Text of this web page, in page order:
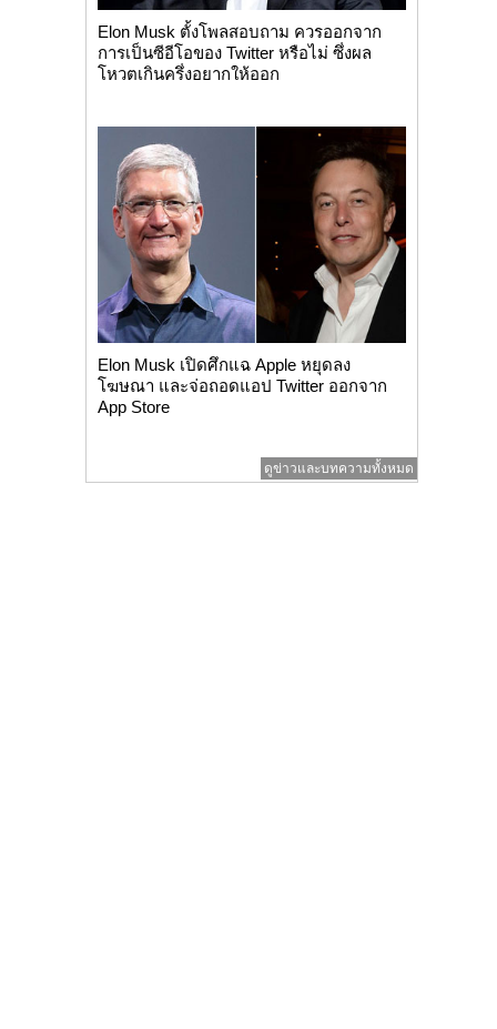
Elon Musk ตั้งโพลสอบถาม ควรออกจาก
การเป็นซีอีโอของ Twitter หรือไม่ ซึ่งผล
โหวตเกินครึ่งอยากให้ออก
Elon Musk เปิดศึกแฉ Apple หยุดลง
โฆษณา และจ่อถอดแอป Twitter ออกจาก
App Store
ดูข่าวและบทความทั้งหมด